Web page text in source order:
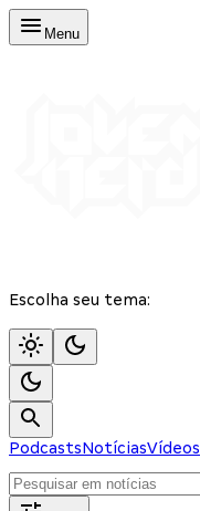
Menu
Escolha seu tema:
PodcastsNotíciasVídeos